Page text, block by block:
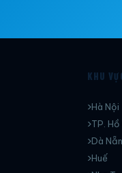
KHU
Hà Nội
TP. Hồ
Dà
Huế